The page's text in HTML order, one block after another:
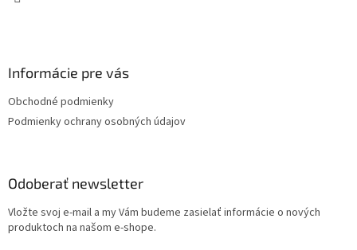
Informácie pre vás
Obchodné podmienky
Podmienky ochrany osobných údajov
Odoberať newsletter
Vložte svoj e-mail a my Vám budeme zasielať informácie o nových
produktoch na našom e-shope.